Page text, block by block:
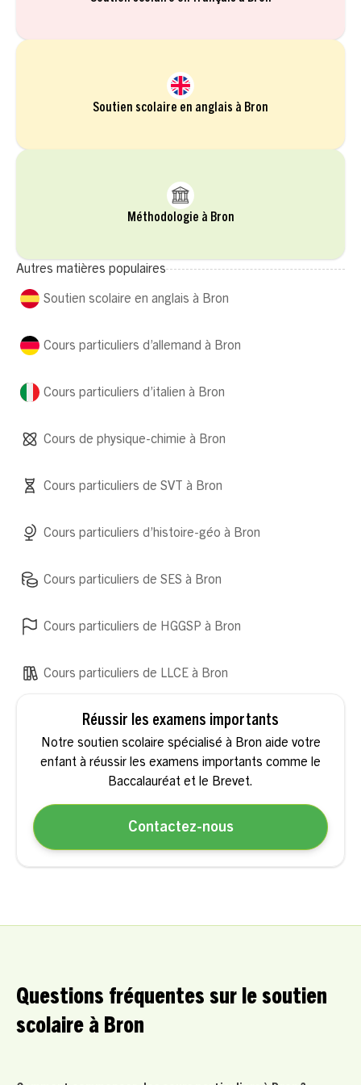
Soutien scolaire en anglais à Bron
Méthodologie à Bron
Autres matières populaires
Soutien scolaire en anglais à Bron
Cours particuliers d’histoire-géo à Bron
Cours particuliers de SES à Bron
Cours particuliers de HGGSP à Bron
Cours particuliers de LLCE à Bron
Cours particuliers d’allemand à Bron
Cours particuliers d’italien à Bron
Cours de physique-chimie à Bron
Cours particuliers de SVT à Bron
Réussir les examens importants
Notre soutien scolaire spécialisé à Bron aide votre
enfant à réussir les examens importants comme le
Baccalauréat et le Brevet.
Contactez-nous
Questions fréquentes sur le soutien
scolaire à Bron